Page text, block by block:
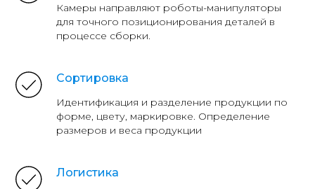
Камеры направляют роботы-манипуляторы
для точного позиционирования деталей в
процессе сборки.
Сортировка
Идентификация и разделение продукции по
форме, цвету, маркировке. Определение
размеров и веса продукции
Логистика